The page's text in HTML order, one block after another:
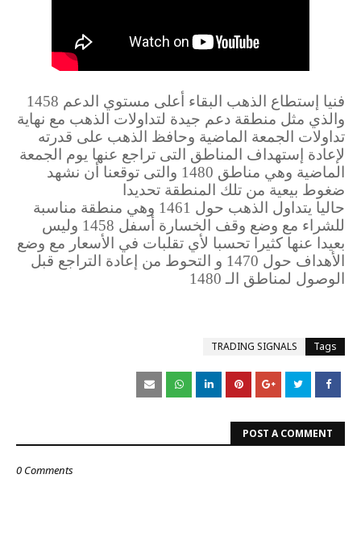
فنيا إستطاع الذهب البقاء أعلى مستوي الدعم 1458
والذي مثل منطقة دعم جيدة لتداولات الذهب مع نهاية
تداولات الجمعة الماضية وحافظ الذهب على قدرته
لإعادة إستهداف المناطق التى تراجع عنها يوم الجمعة
الماضية وهي مناطق 1480 والتى توقعنا أن نشهد
ضغوط بيعية من تلك المنطقة تحديدا
حاليا يتداول الذهب حول 1461 وهي منطقة مناسبة
للشراء مع وضع وقف الخسارة أسفل 1458 وليس
بعيدا عنها كثيرا تحسبا لأي تقلبات في الأسعار مع وضع
الأهداف حول 1470 و التحوط من إعادة التراجع قبل
الوصول لمناطق الـ 1480
Tags
TRADING SIGNALS
POST A COMMENT
0 Comments